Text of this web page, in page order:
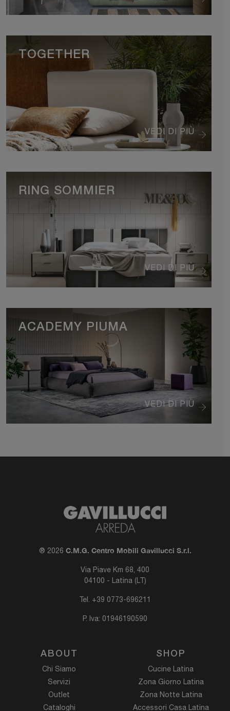
VEDI DI PIÙ
TOGETHER
VEDI DI PIÙ
RING SOMMIER
VEDI DI PIÙ
ACADEMY PIUMA
® 2026 C.M.G. Centro Mobili Gavillucci S.r.l.
Via Piave Km 68, 400
04100 - Latina (LT)
Tel. +39 0773-696211
P. Iva: 01946190590
ABOUT
Chi Siamo
Servizi
Outlet
Cataloghi
SHOP
Cucine Latina
Zona Giorno Latina
Zona Notte Latina
Accessori Casa Latina